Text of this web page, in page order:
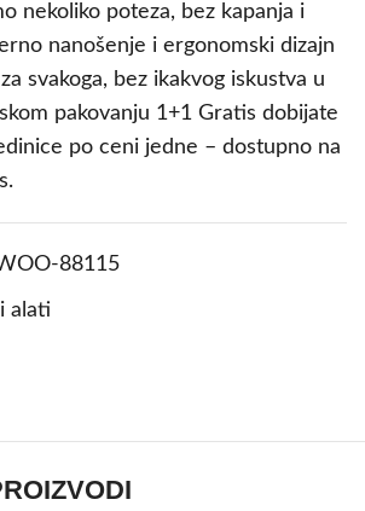
nekoliko poteza, bez kapanja i
nanošenje i ergonomski dizajn
svakoga, bez ikakvog iskustva u
pakovanju 1+1 Gratis dobijate
po ceni jedne – dostupno na
88115
alati